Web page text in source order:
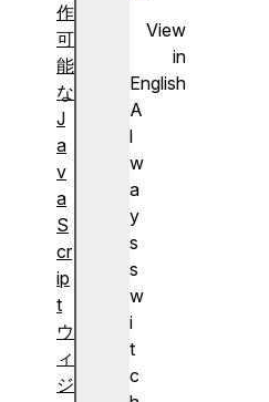
View
in
English
A
l
w
a
y
s
s
w
i
t
c
作
可
能
な
J
a
v
a
S
cr
ip
t
ウ
ィ
ジ